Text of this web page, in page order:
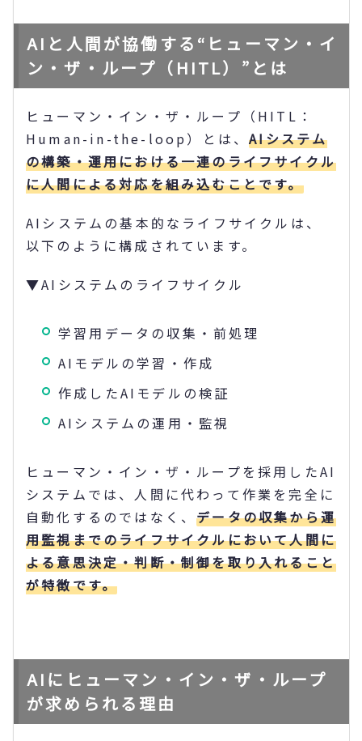
AIと人間が協働する“ヒューマン・イ
ン・ザ・ループ（HITL）”とは
ヒューマン・イン・ザ・ループ（HITL：
Human-in-the-loop）とは、AIシステム
の構築・運用における一連のライフサイクル
に人間による対応を組み込むことです。
AIシステムの基本的なライフサイクルは、
以下のように構成されています。
▼AIシステムのライフサイクル
学習用データの収集・前処理
AIモデルの学習・作成
作成したAIモデルの検証
AIシステムの運用・監視
ヒューマン・イン・ザ・ループを採用したAI
システムでは、人間に代わって作業を完全に
自動化するのではなく、データの収集から運
用監視までのライフサイクルにおいて人間に
よる意思決定・判断・制御を取り入れること
が特徴です。
AIにヒューマン・イン・ザ・ループ
が求められる理由